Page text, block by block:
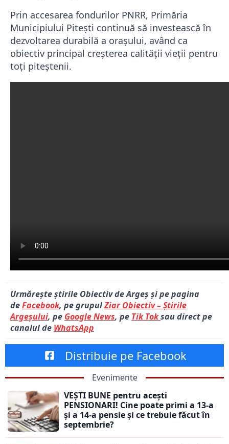
Prin accesarea fondurilor PNRR, Primăria
Municipiului Pitești continuă să investească în
dezvoltarea durabilă a orașului, având ca
obiectiv principal creșterea calității vieții pentru
toți piteștenii.
Urmărește știrile Obiectiv de Argeș și pe pagina
deFacebook, pe grupulZiar Obiectiv – Știrile
Argeșului, pe Google News, pe Tik Toksau direct pe
canalul de WhatsApp
Distribuie pe Facebook
Evenimente
VEȘTI BUNE pentru acești
PENSIONARI! Cine poate primi a 13-a
și a 14-a pensie și ce trebuie făcut în
septembrie?